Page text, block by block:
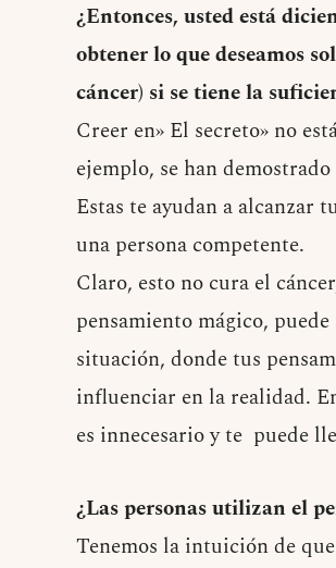
¿Entonces, usted está
obtener lo que deseamos
cáncer) si se tiene la
Creer en» El secreto» no
ejemplo, se han
Estas te ayudan a alcanzar
una persona competente.
Claro, esto no cura el
pensamiento mágico,
situación, donde tus
influenciar en la realidad.
es innecesario y te puede
¿Las personas utilizan el
Tenemos la intuición de